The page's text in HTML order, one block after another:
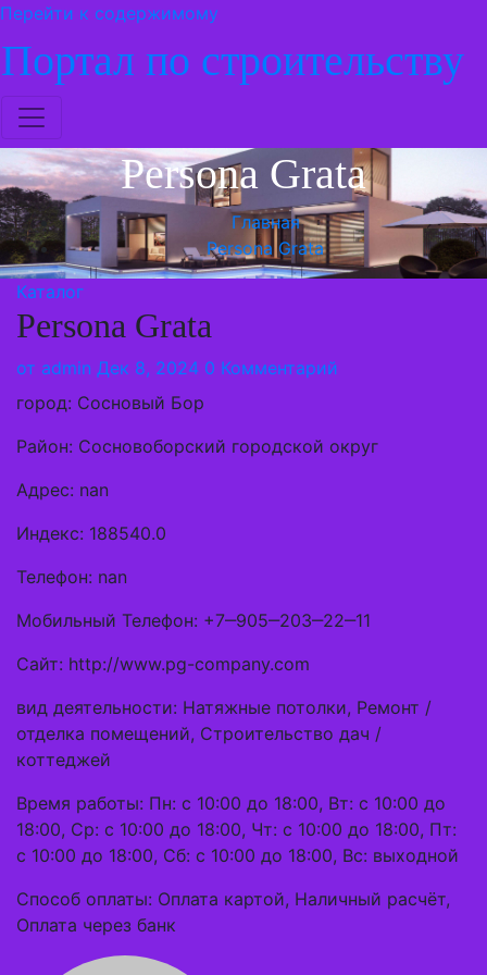
Перейти к содержимому
Портал по строительству
Persona Grata
Главная
Persona Grata
Каталог
Persona Grata
от admin Дек 8, 2024 0 Комментарий
город: Сосновый Бор
Район: Сосновоборский городской округ
Адрес: nan
Индекс: 188540.0
Телефон: nan
Мобильный Телефон: +7‒905‒203‒22‒11
Сайт: http://www.pg-company.com
вид деятельности: Натяжные потолки, Ремонт /
отделка помещений, Строительство дач /
коттеджей
Время работы: Пн: с 10:00 до 18:00, Вт: с 10:00 до
18:00, Ср: с 10:00 до 18:00, Чт: с 10:00 до 18:00, Пт:
с 10:00 до 18:00, Сб: с 10:00 до 18:00, Вс: выходной
Способ оплаты: Оплата картой, Наличный расчёт,
Оплата через банк